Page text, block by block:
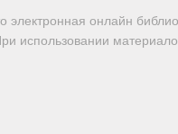
электронная онлайн
использовании